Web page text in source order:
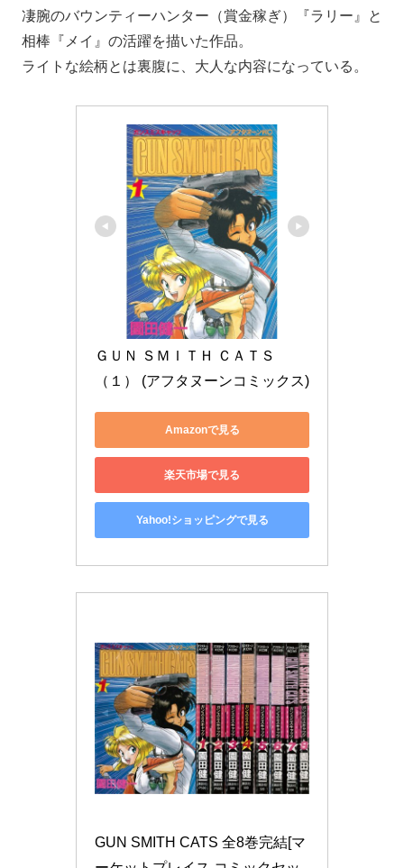
凄腕のバウンティーハンター（賞金稼ぎ）『ラリー』と
相棒『メイ』の活躍を描いた作品。
ライトな絵柄とは裏腹に、大人な内容になっている。
ＧＵＮ ＳＭＩＴＨ ＣＡＴＳ
（１） (アフタヌーンコミックス)
Amazonで見る
楽天市場で見る
Yahoo!ショッピングで見る
GUN SMITH CATS 全8巻完結[マ